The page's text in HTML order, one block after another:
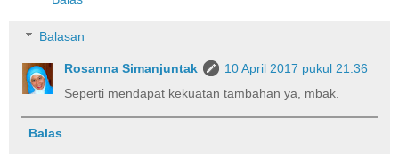
Balasan
Rosanna Simanjuntak
10 April 2017 pukul 21.36
Seperti mendapat kekuatan tambahan ya, mbak.
Balas